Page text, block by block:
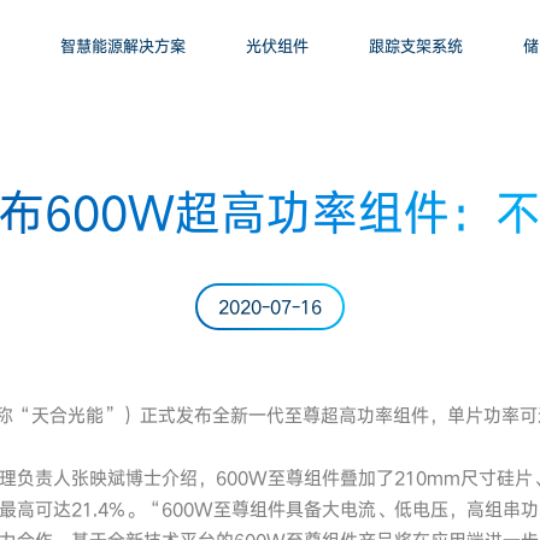
智慧能源解决方案 光伏组件 跟踪支架系统
600W超高功率组件：
2020-07-16
“天合光能”）正式发布全新一代至尊超高功率组件，单片功率
负责人张映斌博士介绍，600W至尊组件叠加了210mm尺寸硅
高可达21.4%。“600W至尊组件具备大电流、低电压，高组串